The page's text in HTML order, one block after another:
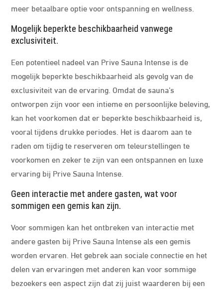
meer betaalbare optie voor ontspanning en wellness.
Mogelijk beperkte beschikbaarheid vanwege
exclusiviteit.
Een potentieel nadeel van Prive Sauna Intense is de
mogelijk beperkte beschikbaarheid als gevolg van de
exclusiviteit van de ervaring. Omdat de sauna’s
ontworpen zijn voor een intieme en persoonlijke beleving,
kan het voorkomen dat er beperkte beschikbaarheid is,
vooral tijdens drukke periodes. Het is daarom aan te
raden om tijdig te reserveren om teleurstellingen te
voorkomen en zeker te zijn van een ontspannen en luxe
ervaring bij Prive Sauna Intense.
Geen interactie met andere gasten, wat voor
sommigen een gemis kan zijn.
Voor sommigen kan het ontbreken van interactie met
andere gasten bij Prive Sauna Intense als een gemis
worden ervaren. Het gebrek aan sociale connectie en het
delen van ervaringen met anderen kan voor sommige
bezoekers een aspect zijn dat zij juist waarderen bij een